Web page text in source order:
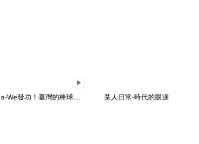
某人日常-時代的眼淚